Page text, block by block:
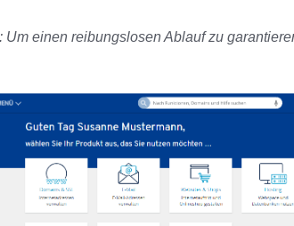
Um einen reibungslosen Ablauf zu